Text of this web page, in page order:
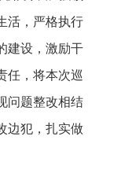
活，严格执行
建设，激励干
任，将本次巡
问题整改相结
边犯，扎实做